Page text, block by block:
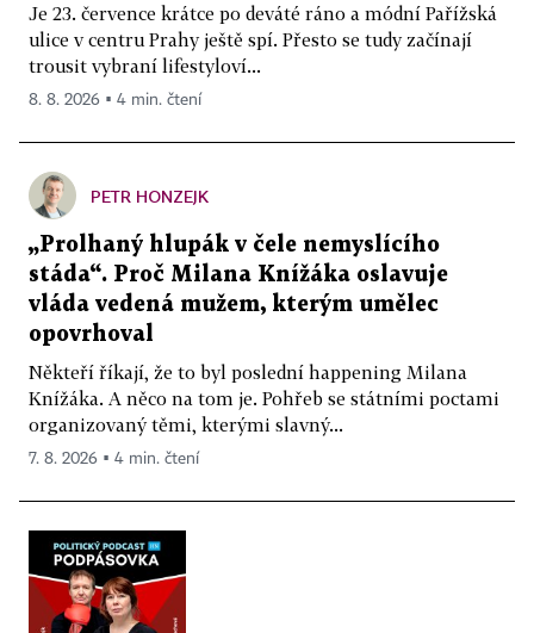
Je 23. července krátce po deváté ráno a módní Pařížská
ulice v centru Prahy ještě spí. Přesto se tudy začínají
trousit vybraní lifestyloví...
8. 8. 2026 ▪ 4 min. čtení
PETR HONZEJK
„Prolhaný hlupák v čele nemyslícího
stáda“. Proč Milana Knížáka oslavuje
vláda vedená mužem, kterým umělec
opovrhoval
Někteří říkají, že to byl poslední happening Milana
Knížáka. A něco na tom je. Pohřeb se státními poctami
organizovaný těmi, kterými slavný...
7. 8. 2026 ▪ 4 min. čtení